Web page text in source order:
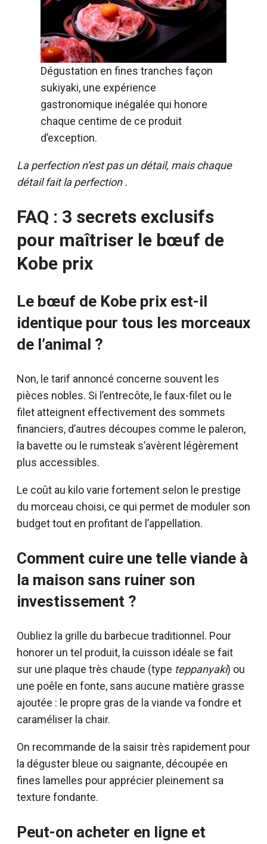
Dégustation en fines tranches façon
sukiyaki, une expérience
gastronomique inégalée qui honore
chaque centime de ce produit
d’exception.
La perfection n’est pas un détail, mais chaque
détail fait la perfection .
FAQ : 3 secrets exclusifs
pour maîtriser le bœuf de
Kobe prix
Le bœuf de Kobe prix est-il
identique pour tous les morceaux
de l’animal ?
Non, le tarif annoncé concerne souvent les
pièces nobles. Si l’entrecôte, le faux-filet ou le
filet atteignent effectivement des sommets
financiers, d’autres découpes comme le paleron,
la bavette ou le rumsteak s’avèrent légèrement
plus accessibles.
Le coût au kilo varie fortement selon le prestige
du morceau choisi, ce qui permet de moduler son
budget tout en profitant de l’appellation.
Comment cuire une telle viande à
la maison sans ruiner son
investissement ?
Oubliez la grille du barbecue traditionnel. Pour
honorer un tel produit, la cuisson idéale se fait
sur une plaque très chaude (type teppanyaki) ou
une poêle en fonte, sans aucune matière grasse
ajoutée : le propre gras de la viande va fondre et
caraméliser la chair.
On recommande de la saisir très rapidement pour
la déguster bleue ou saignante, découpée en
fines lamelles pour apprécier pleinement sa
texture fondante.
Peut-on acheter en ligne et